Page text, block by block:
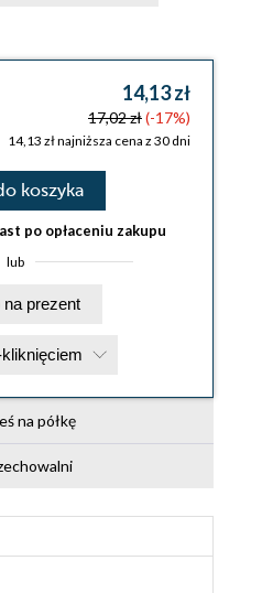
14,13 zł
17,02 zł(-17%)
14,13 zł najniższa cena z 30 dni
koszyka
po opłaceniu zakupu
lub
Kup na prezent
na półkę